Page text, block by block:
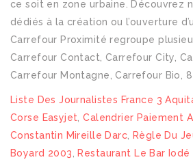
Liste Des Journalistes France 3
Corse Easyjet ,Calendrier Paiement
Constantin Mireille Darc
Règle Du
Boyard 2003
Restaurant Le Bar